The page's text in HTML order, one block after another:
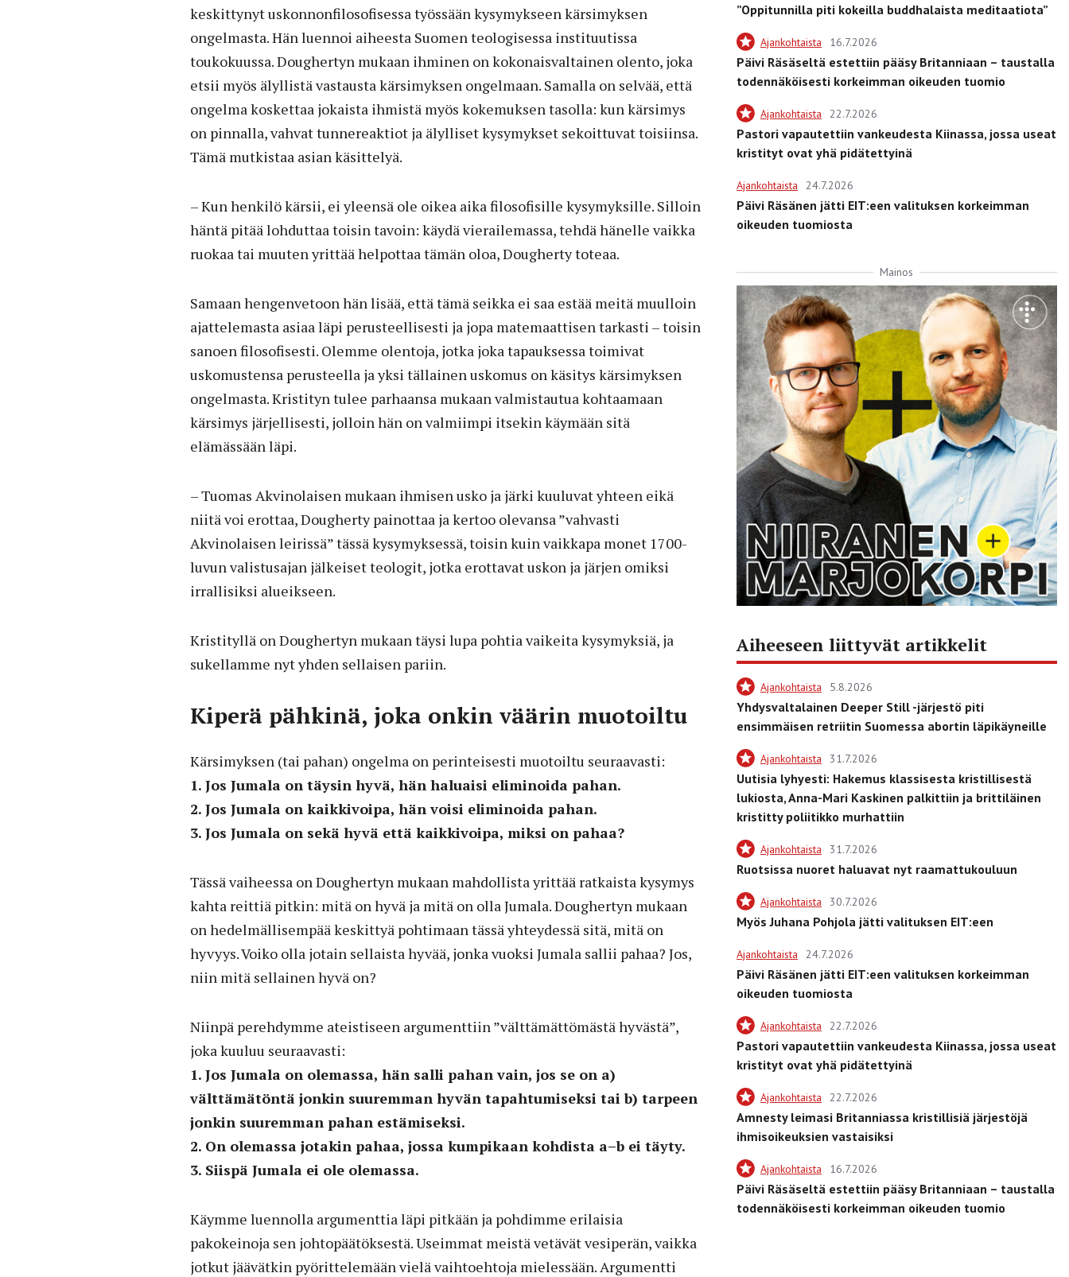
keskittynyt uskonnonfilosofisessa työssään kysymykseen kärsimyksen
ongelmasta. Hän luennoi aiheesta Suomen teologisessa instituutissa
toukokuussa. Doughertyn mukaan ihminen on kokonaisvaltainen olento, joka
etsii myös älyllistä vastausta kärsimyksen ongelmaan. Samalla on selvää, että
ongelma koskettaa jokaista ihmistä myös kokemuksen tasolla: kun kärsimys
on pinnalla, vahvat tunnereaktiot ja älylliset kysymykset sekoittuvat toisiinsa.
Tämä mutkistaa asian käsittelyä.
– Kun henkilö kärsii, ei yleensä ole oikea aika filosofisille kysymyksille. Silloin
häntä pitää lohduttaa toisin tavoin: käydä vierailemassa, tehdä hänelle vaikka
ruokaa tai muuten yrittää helpottaa tämän oloa, Dougherty toteaa.
Samaan hengenvetoon hän lisää, että tämä seikka ei saa estää meitä muulloin
ajattelemasta asiaa läpi perusteellisesti ja jopa matemaattisen tarkasti – toisin
sanoen filosofisesti. Olemme olentoja, jotka joka tapauksessa toimivat
uskomustensa perusteella ja yksi tällainen uskomus on käsitys kärsimyksen
ongelmasta. Kristityn tulee parhaansa mukaan valmistautua kohtaamaan
kärsimys järjellisesti, jolloin hän on valmiimpi itsekin käymään sitä
elämässään läpi.
– Tuomas Akvinolaisen mukaan ihmisen usko ja järki kuuluvat yhteen eikä
niitä voi erottaa, Dougherty painottaa ja kertoo olevansa ”vahvasti
Akvinolaisen leirissä” tässä kysymyksessä, toisin kuin vaikkapa monet 1700-
luvun valistusajan jälkeiset teologit, jotka erottavat uskon ja järjen omiksi
irrallisiksi alueikseen.
Kristityllä on Doughertyn mukaan täysi lupa pohtia vaikeita kysymyksiä, ja
sukellamme nyt yhden sellaisen pariin.
Kiperä pähkinä, joka onkin väärin muotoiltu
Kärsimyksen (tai pahan) ongelma on perinteisesti muotoiltu seuraavasti:
1. Jos Jumala on täysin hyvä, hän haluaisi eliminoida pahan.
2. Jos Jumala on kaikkivoipa, hän voisi eliminoida pahan.
3. Jos Jumala on sekä hyvä että kaikkivoipa, miksi on pahaa?
Tässä vaiheessa on Doughertyn mukaan mahdollista yrittää ratkaista kysymys
kahta reittiä pitkin: mitä on hyvä ja mitä on olla Jumala. Doughertyn mukaan
on hedelmällisempää keskittyä pohtimaan tässä yhteydessä sitä, mitä on
hyvyys. Voiko olla jotain sellaista hyvää, jonka vuoksi Jumala sallii pahaa? Jos,
niin mitä sellainen hyvä on?
Niinpä perehdymme ateistiseen argumenttiin ”välttämättömästä hyvästä”,
joka kuuluu seuraavasti:
1. Jos Jumala on olemassa, hän salli pahan vain, jos se on a)
välttämätöntä jonkin suuremman hyvän tapahtumiseksi tai b) tarpeen
jonkin suuremman pahan estämiseksi.
2. On olemassa jotakin pahaa, jossa kumpikaan kohdista a–b ei täyty.
3. Siispä Jumala ei ole olemassa.
Käymme luennolla argumenttia läpi pitkään ja pohdimme erilaisia
pakokeinoja sen johtopäätöksestä. Useimmat meistä vetävät vesiperän, vaikka
jotkut jäävätkin pyörittelemään vielä vaihtoehtoja mielessään. Argumentti
”Oppitunnilla piti kokeilla buddhalaista meditaatiota”
Ajankohtaista 16.7.2026
Päivi Räsäseltä estettiin pääsy Britanniaan – taustalla
todennäköisesti korkeimman oikeuden tuomio
Ajankohtaista 22.7.2026
Pastori vapautettiin vankeudesta Kiinassa, jossa useat
kristityt ovat yhä pidätettyinä
Ajankohtaista 24.7.2026
Päivi Räsänen jätti EIT:een valituksen korkeimman
oikeuden tuomiosta
Mainos
Aiheeseen liittyvät artikkelit
Ajankohtaista 5.8.2026
Yhdysvaltalainen Deeper Still -järjestö piti
ensimmäisen retriitin Suomessa abortin läpikäyneille
Ajankohtaista 31.7.2026
Uutisia lyhyesti: Hakemus klassisesta kristillisestä
lukiosta, Anna-Mari Kaskinen palkittiin ja brittiläinen
kristitty poliitikko murhattiin
Ajankohtaista 31.7.2026
Ruotsissa nuoret haluavat nyt raamattukouluun
Ajankohtaista 30.7.2026
Myös Juhana Pohjola jätti valituksen EIT:een
Ajankohtaista 24.7.2026
Päivi Räsänen jätti EIT:een valituksen korkeimman
oikeuden tuomiosta
Ajankohtaista 22.7.2026
Pastori vapautettiin vankeudesta Kiinassa, jossa useat
kristityt ovat yhä pidätettyinä
Ajankohtaista 22.7.2026
Amnesty leimasi Britanniassa kristillisiä järjestöjä
ihmisoikeuksien vastaisiksi
Ajankohtaista 16.7.2026
Päivi Räsäseltä estettiin pääsy Britanniaan – taustalla
todennäköisesti korkeimman oikeuden tuomio